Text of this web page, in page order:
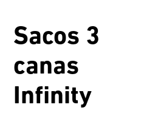
Sacos 3
canas
Infinity